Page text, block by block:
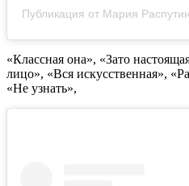
Публикация от Мария
«Классная она», «Зато
лицо», «Вся искусственная»,
«Не узнать»,